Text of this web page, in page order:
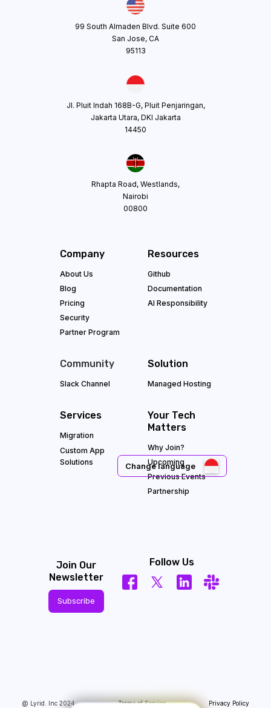
99 South Almaden Blvd. Suite 600
San Jose, CA
95113
Jl. Pluit Indah 168B-G, Pluit Penjaringan,
Jakarta Utara, DKI Jakarta
14450
Rhapta Road, Westlands,
Nairobi
00800
Company
About Us
Blog
Pricing
Security
Partner Program
Resources
Github
Documentation
AI Responsibility
Community
Slack Channel
Solution
Managed Hosting
Services
Migration
Custom App
Solutions
Your Tech
Matters
Why Join?
Upcoming
Previous Events
Partnership
Join Our
Newsletter
Subscribe
Follow Us
@ Lyrid. Inc 2024 Terms of Service Privacy Policy
Change language